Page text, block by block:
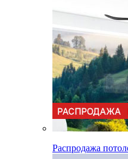
Распродажа